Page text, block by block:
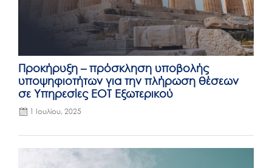
Προκήρυξη – πρόσκληση υποβολής
υποψηφιοτήτων για την πλήρωση θέσεων
σε Υπηρεσίες ΕΟΤ Εξωτερικού
1 Ιουλίου, 2025